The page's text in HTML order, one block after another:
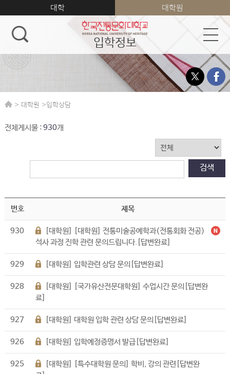
입학정보
대학 대학원
> 대학원 >입학상담
전체게시물 :930개
검색
번호 제목
930
[대학원] [대학원] 전통미술공예학과(전통회화 전공)
석사 과정 진학 관련 문의드립니다.[답변완료]
929 [대학원] 입학관련 상담 문의[답변완료]
928
[대학원] [국가유산전문대학원] 수업시간 문의[답변완
료]
927 [대학원] 대학원 입학 관련 상담 문의[답변완료]
926 [대학원] 입학예정증명서 발급[답변완료]
925
[대학원] [특수대학원 문의] 학비, 강의 관련[답변완